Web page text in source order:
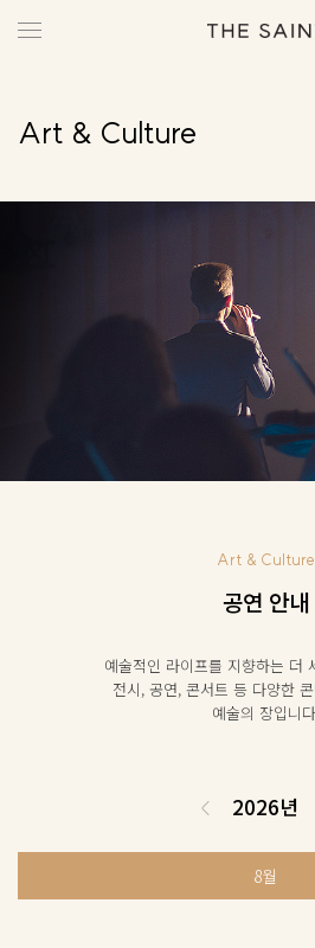
Art & Culture
Art & Culture
공연 안내
예술적인 라이프를 지향하는 더
전시, 공연, 콘서트 등 다양한
예술의 장입니
2026년
8월